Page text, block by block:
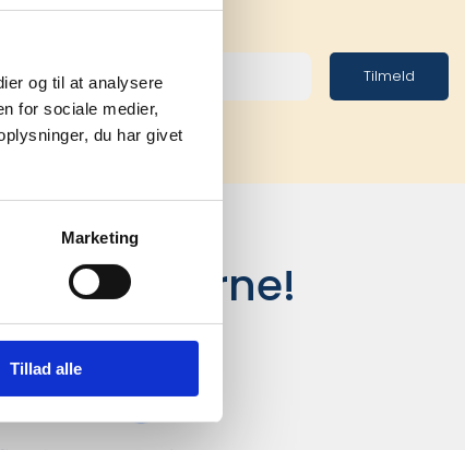
og til at analysere
for sociale medier,
du har givet
Marketing
Tillad alle
Tilmeld
kunderne!